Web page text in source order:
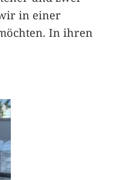
in einer
In ihren